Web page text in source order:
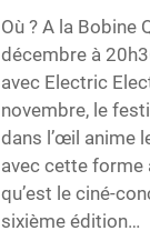
Où ? A la Bobine
décembre à
avec Electric
novembre, le
dans l’œil anime
avec cette
qu’est le ciné-
sixième édition…